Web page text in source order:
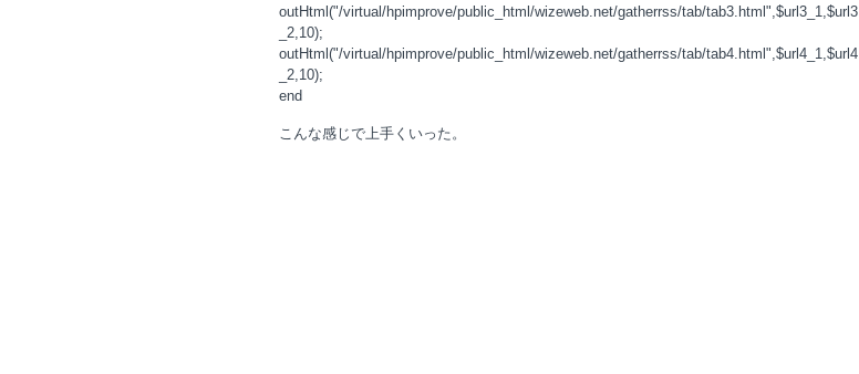
outHtml("/virtual/hpimprove/public_html/wizeweb.net/gatherrss/tab/tab3.html",$url3_1,$url3
_2,10);
outHtml("/virtual/hpimprove/public_html/wizeweb.net/gatherrss/tab/tab4.html",$url4_1,$url4
_2,10);
end
こんな感じで上手くいった。